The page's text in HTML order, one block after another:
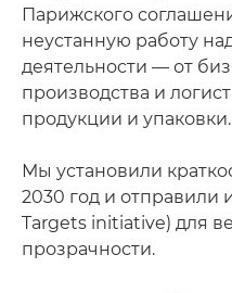
Парижского
неустанную работу
деятельности — от
производства и
продукции и упаковки.
Мы установили
2030 год и отправили
Targets initiative) для
прозрачности.